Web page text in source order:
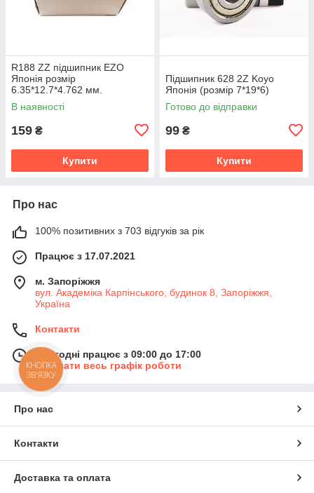
R188 ZZ підшипник EZO
Японія розмір
6.35*12.7*4.762 мм.
В наявності
159 ₴
Купити
Підшипник 628 2Z Koyo
Японія (розмір 7*19*6)
Готово до відправки
99 ₴
Купити
Про нас
100% позитивних з 703 відгуків за рік
Працює з 17.07.2021
м. Запоріжжя
вул. Академіка Карпінського, будинок 8, Запоріжжя,
Україна
Контакти
Сьогодні працює з 09:00 до 17:00
Показати весь графік роботи
Про нас
Контакти
Доставка та оплата
КНОПКА
ЗВ'ЯЗКУ